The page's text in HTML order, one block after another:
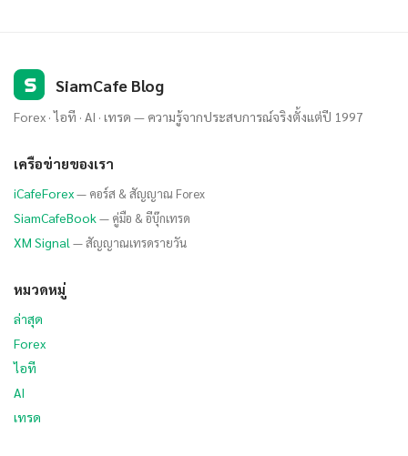
S SiamCafe Blog
Forex · ไอที · AI · เทรด — ความรู้จากประสบการณ์จริงตั้งแต่ปี 1997
เครือข่ายของเรา
iCafeForex— คอร์ส & สัญญาณ Forex
SiamCafeBook— คู่มือ & อีบุ๊กเทรด
XM Signal — สัญญาณเทรดรายวัน
หมวดหมู่
ล่าสุด
Forex
ไอที
AI
เทรด